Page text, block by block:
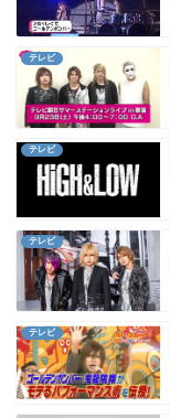
テレビ
テレビ
テレビ
テレビ